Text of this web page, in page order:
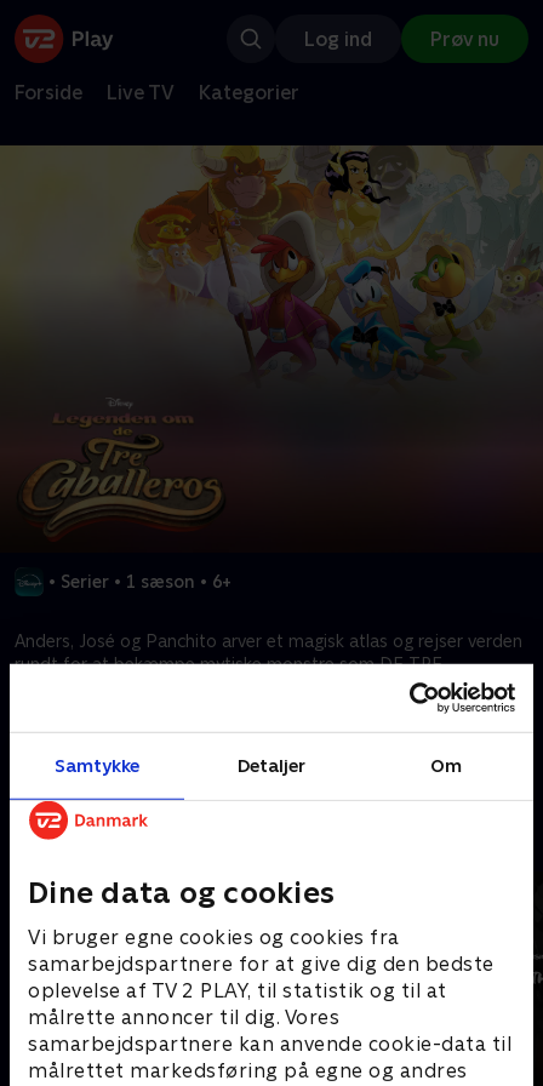
Samtykke Detaljer Om
Dine data og cookies
Vi bruger egne cookies og cookies fra
samarbejdspartnere for at give dig den bedste
oplevelse af TV 2 PLAY, til statistik og til at
målrette annoncer til dig. Vores
samarbejdspartnere kan anvende cookie-data til
målrettet markedsføring på egne og andres
Log ind Prøv nu
Forside Live TV Kategorier
• Serier • 1 sæson • 6+
Anders, José og Panchito arver et magisk atlas og rejser verden
rundt for at bekæmpe mytiske monstre som DE TRE
Kræver tilkøb
Mere indhold fra Disney+